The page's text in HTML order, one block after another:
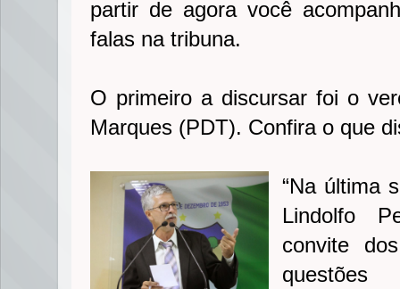
partir de agora você
falas na tribuna.
O primeiro a discursar foi o
Marques (PDT). Confira o que
“Na última
Lindolfo
convite
questões